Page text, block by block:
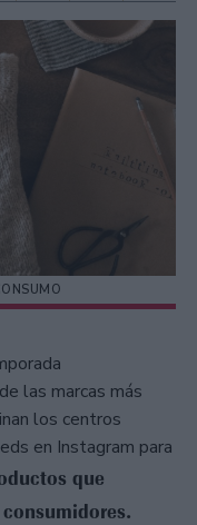
las marcas más
los centros
en Instagram para
que